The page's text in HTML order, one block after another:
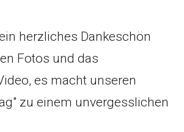
herzliches Dankeschön
Fotos und das
es macht unseren
zu einem unvergesslichen